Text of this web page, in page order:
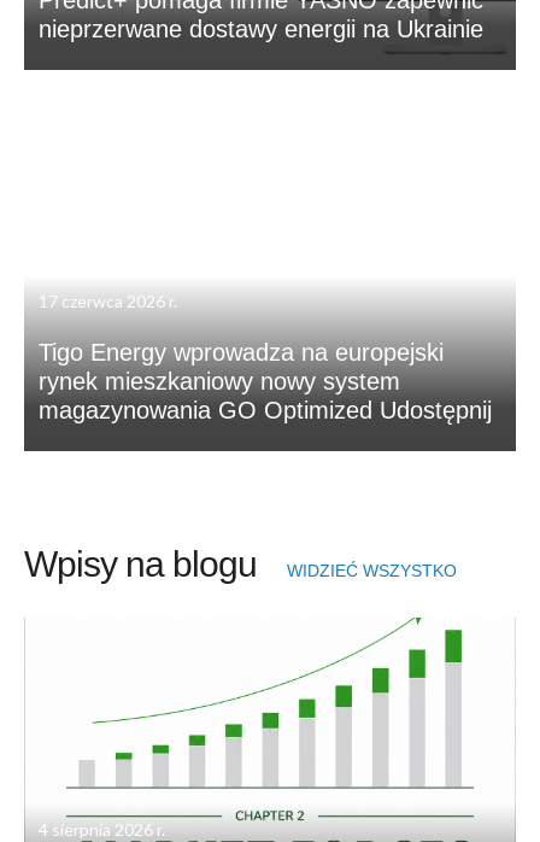
nieprzerwane dostawy energii na Ukrainie
17 czerwca 2026 r.
Tigo Energy wprowadza na europejski
rynek mieszkaniowy nowy system
magazynowania GO Optimized Udostępnij
Wpisy na blogu WIDZIEĆ WSZYSTKO
4 sierpnia 2026 r.